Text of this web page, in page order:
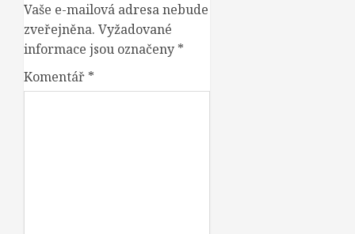
Vaše e-mailová adresa nebude
zveřejněna. Vyžadované
informace jsou označeny *
Komentář *